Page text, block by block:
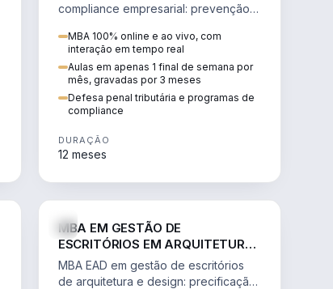
compliance empresarial: prevenção à
tributários e auditoria.
MBA 100% online e ao vivo, com
interação em tempo real
Aulas em apenas 1 final de semana por
mês, gravadas por 3 meses
Defesa penal tributária e programas de
compliance
DURAÇÃO
12 meses
MBA EM GESTÃO DE
ESCRITÓRIOS EM ARQUITETURA
E DESIGN
MBA EAD em gestão de escritórios
de arquitetura e design: precificação,